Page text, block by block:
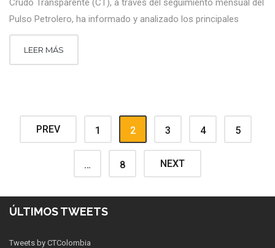
Crudo Transparente (CT), a través del seguimiento mensual del
Pulso Petrolero, ha informado y analizado los principales
LEER MÁS
PREV 1 2 3 4 5
… 8 NEXT
ÚLTIMOS TWEETS
Tweets by CTColombia